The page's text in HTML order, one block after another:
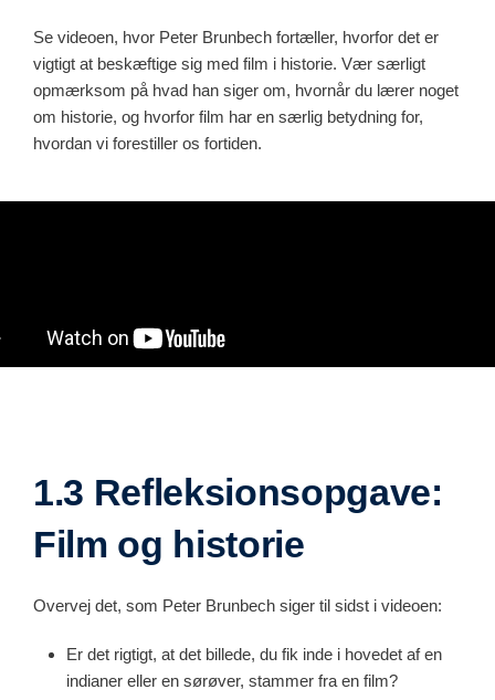
Se videoen, hvor Peter Brunbech fortæller, hvorfor det er
vigtigt at beskæftige sig med film i historie. Vær særligt
opmærksom på hvad han siger om, hvornår du lærer noget
om historie, og hvorfor film har en særlig betydning for,
hvordan vi forestiller os fortiden.
1.3 Refleksionsopgave:
Film og historie
Overvej det, som Peter Brunbech siger til sidst i videoen:
Er det rigtigt, at det billede, du fik inde i hovedet af en
indianer eller en sørøver, stammer fra en film?